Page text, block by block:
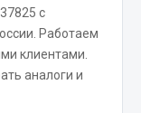
с
Работаем
клиентами.
аналоги и